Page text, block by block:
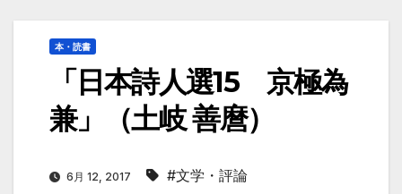
本・読書
「日本詩人選15 京極為
兼」（土岐 善麿）
6月 12, 2017 #文学・評論